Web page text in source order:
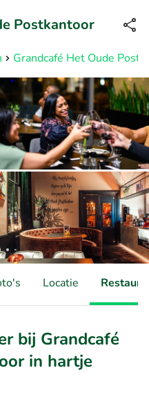
Bereikbaar tot 23:00 uur
Grandcafé Het Oude
Postkantoor
Locatie
bij Grandcafé
in hartje